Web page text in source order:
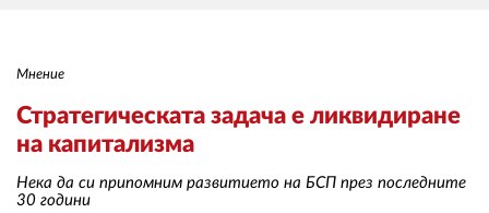
Мнение
Стратегическата задача е ликвидиране
на капитализма
Нека да си припомним развитието на БСП през последните
30 години